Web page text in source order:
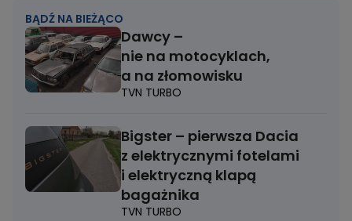
BĄDŹ NA BIEŻĄCO
Dawcy –
nie na motocyklach,
a na złomowisku
TVN TURBO
Bigster – pierwsza Dacia
z elektrycznymi fotelami
i elektryczną klapą
bagażnika
TVN TURBO